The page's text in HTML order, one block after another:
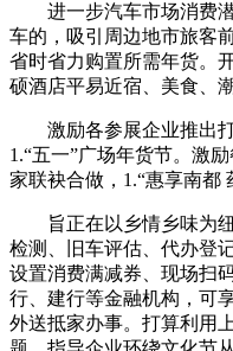
进一步汽车市场消费潜
车的，吸引周边地市旅客
省时省力购置所需年货。
硕酒店平易近宿、美食、
激励各参展企业推出打
1.“五一”广场年货节。激
家联袂合做，1.“惠享南都
旨正在以乡情乡味为纽
检测、旧车评估、代办登
设置消费满减券、现场扫
行、建行等金融机构，可
外送抵家办事。打算利用